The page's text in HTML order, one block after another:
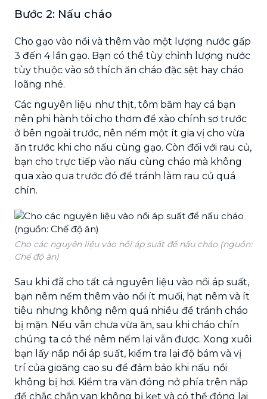
Bước 2: Nấu cháo
Cho gạo vào nồi và thêm vào một lượng nước gấp
3 đến 4 lần gạo. Bạn có thể tùy chỉnh lượng nước
tùy thuộc vào sở thích ăn cháo đặc sệt hay cháo
loãng nhé.
Các nguyên liệu như thịt, tôm băm hay cá bạn
nên phi hành tỏi cho thơm để xào chính sơ trước
ở bên ngoài trước, nên nếm một ít gia vị cho vừa
ăn trước khi cho nấu cùng gạo. Còn đối với rau củ,
bạn cho trực tiếp vào nấu cùng cháo mà không
qua xào qua trước đó để tránh làm rau củ quá
chín.
Cho các nguyên liệu vào nồi áp suất để nấu cháo (nguồn:
Chế độ ăn)
Sau khi đã cho tất cả nguyên liệu vào nồi áp suất,
bạn nêm nếm thêm vào nồi ít muối, hạt nêm và ít
tiêu nhưng không nêm quá nhiều để tránh cháo
bị mặn. Nếu vẫn chưa vừa ăn, sau khi cháo chín
chúng ta có thể nêm nếm lại vẫn được. Xong xuôi
bạn lấy nắp nồi áp suất, kiểm tra lại độ bám và vị
trí của gioăng cao su để đảm bảo khi nấu nồi
không bị hơi. Kiểm tra văn đóng nở phía trên nắp
để chắc chắn van không bị kẹt và có thể đóng lại